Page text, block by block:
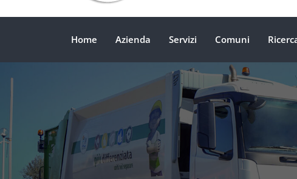
Home Azienda Servizi Comuni